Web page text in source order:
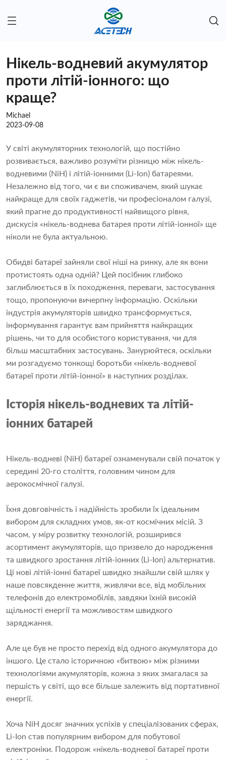
Нікель-водневий акумулятор
проти літій-іонного: що
краще?
Michael
2023-09-08
У світі акумуляторних технологій, що постійно
розвивається, важливо розуміти різницю між нікель-
водневими (NiH) і літій-іонними (Li-Ion) батареями.
Незалежно від того, чи є ви споживачем, який шукає
найкраще для своїх гаджетів, чи професіоналом галузі,
який прагне до продуктивності найвищого рівня,
дискусія «нікель-воднева батарея проти літій-іонної» ще
ніколи не була актуальною.
Обидві батареї зайняли свої ніші на ринку, але як вони
протистоять одна одній? Цей посібник глибоко
заглиблюється в їх походження, переваги, застосування
тощо, пропонуючи вичерпну інформацію. Оскільки
індустрія акумуляторів швидко трансформується,
інформування гарантує вам прийняття найкращих
рішень, чи то для особистого користування, чи для
більш масштабних застосувань. Занурюйтеся, оскільки
ми розгадуємо тонкощі боротьби «нікель-водневої
батареї проти літій-іонної» в наступних розділах.
Історія нікель-водневих та літій-
іонних батарей
Нікель-водневі (NiH) батареї ознаменували свій початок у
середині 20-го століття, головним чином для
аерокосмічної галузі.
Їхня довговічність і надійність зробили їх ідеальним
вибором для складних умов, як-от космічних місій. З
часом, у міру розвитку технологій, розширився
асортимент акумуляторів, що призвело до народження
та швидкого зростання літій-іонних (Li-Ion) альтернатив.
Ці нові літій-іонні батареї швидко знайшли свій шлях у
наше повсякденне життя, живлячи все, від мобільних
телефонів до електромобілів, завдяки їхній високій
щільності енергії та можливостям швидкого
заряджання.
Але це був не просто перехід від одного акумулятора до
іншого. Це стало історичною «битвою» між різними
технологіями акумуляторів, кожна з яких змагалася за
першість у світі, що все більше залежить від портативної
енергії.
Хоча NiH досяг значних успіхів у спеціалізованих сферах,
Li-Ion став популярним вибором для побутової
електроніки. Подорож «нікель-водневої батареї проти